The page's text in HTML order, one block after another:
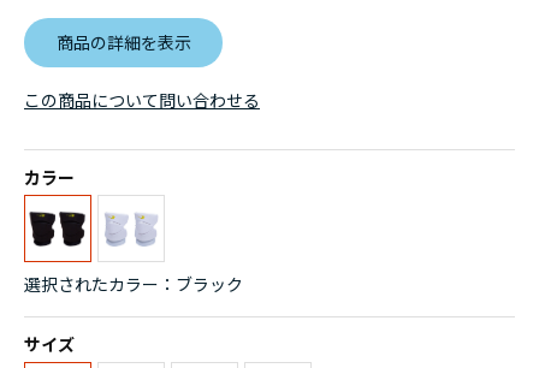
商品の詳細を表示
カラー
選択されたカラー：ブラック
サイズ
この商品について問い合わせる